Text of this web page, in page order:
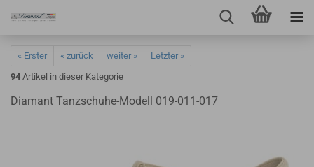
« Erster « zurück weiter »
Letzter »
94 Artikel in dieser Kategorie
Diamant Tanzschuhe-Modell 019-011-017